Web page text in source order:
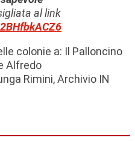
al link
colonie a: Il Palloncino
Alfredo
Rimini, Archivio IN